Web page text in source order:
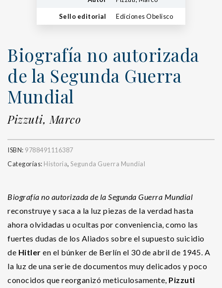
Sello editorial Ediciones Obelisco
Biografía no autorizada
de la Segunda Guerra
Mundial
Pizzuti, Marco
ISBN: 9788491116387
Categorías: Historia, Segunda Guerra Mundial
Biografía no autorizada de la Segunda Guerra Mundial
reconstruye y saca a la luz piezas de la verdad hasta
ahora olvidadas u ocultas por conveniencia, como las
fuertes dudas de los Aliados sobre el supuesto suicidio
de Hitler en el búnker de Berlín el 30 de abril de 1945. A
la luz de una serie de documentos muy delicados y poco
conocidos que reorganizó meticulosamente, Pizzuti